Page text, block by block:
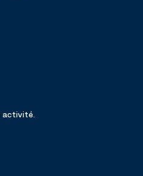
activité.